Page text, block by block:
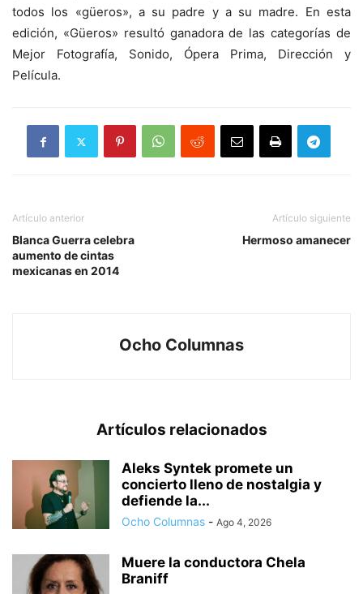
todos los «güeros», a su padre y a su madre. En esta
edición, «Güeros» resultó ganadora de las categorías de
Mejor Fotografía, Sonido, Ópera Prima, Dirección y
Película.
Artículo anterior
Blanca Guerra celebra
aumento de cintas
mexicanas en 2014
Artículo siguiente
Hermoso amanecer
Ocho Columnas
Artículos relacionados
Aleks Syntek promete un
concierto lleno de nostalgia y
defiende la...
Ocho Columnas - Ago 4, 2026
Muere la conductora Chela
Braniff